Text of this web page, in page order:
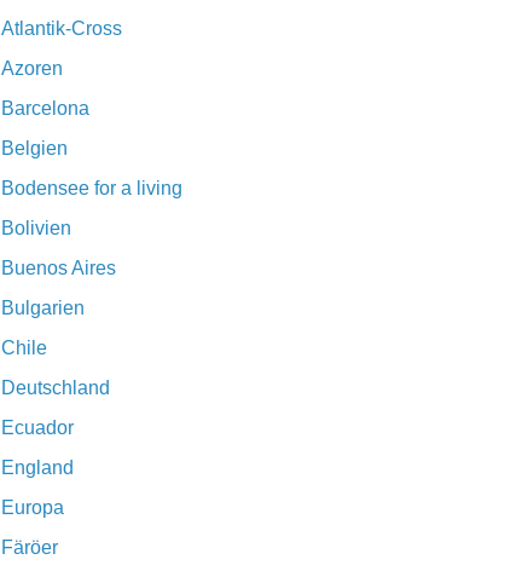
Atlantik-Cross
Azoren
Barcelona
Belgien
Bodensee for a living
Bolivien
Buenos Aires
Bulgarien
Chile
Deutschland
Ecuador
England
Europa
Färöer